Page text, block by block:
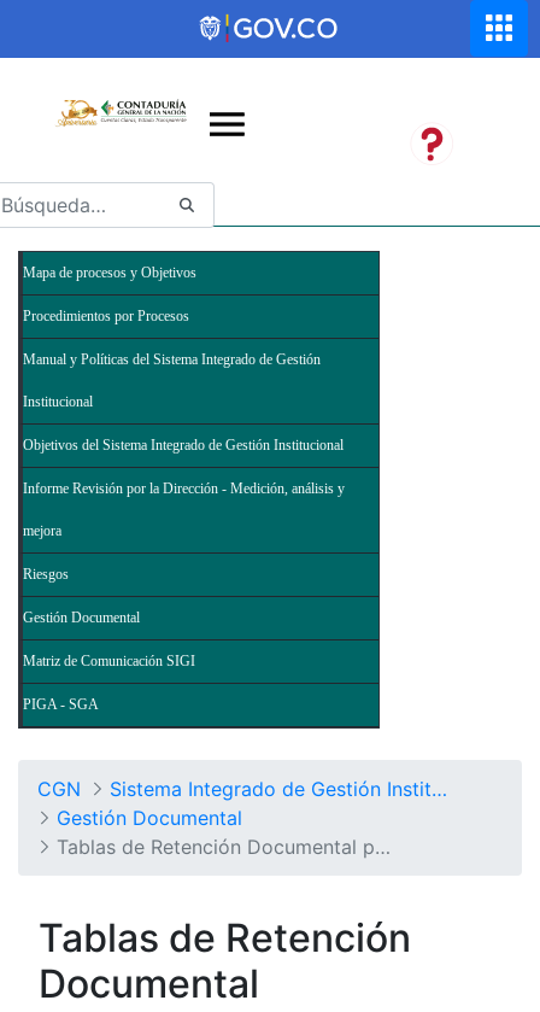
Saltar al contenido principal
Abrir menú de accesibilidad
Mapa de procesos y Objetivos
Procedimientos por Procesos
Manual y Políticas del Sistema Integrado de Gestión
Institucional
Objetivos del Sistema Integrado de Gestión Institucional
Informe Revisión por la Dirección - Medición, análisis y
mejora
Riesgos
Gestión Documental
Matriz de Comunicación SIGI
PIGA - SGA
CGN
Sistema Integrado de Gestión Institucional
Gestión Documental
Tablas de Retención Documental por Procesos
Tablas de Retención
Documental